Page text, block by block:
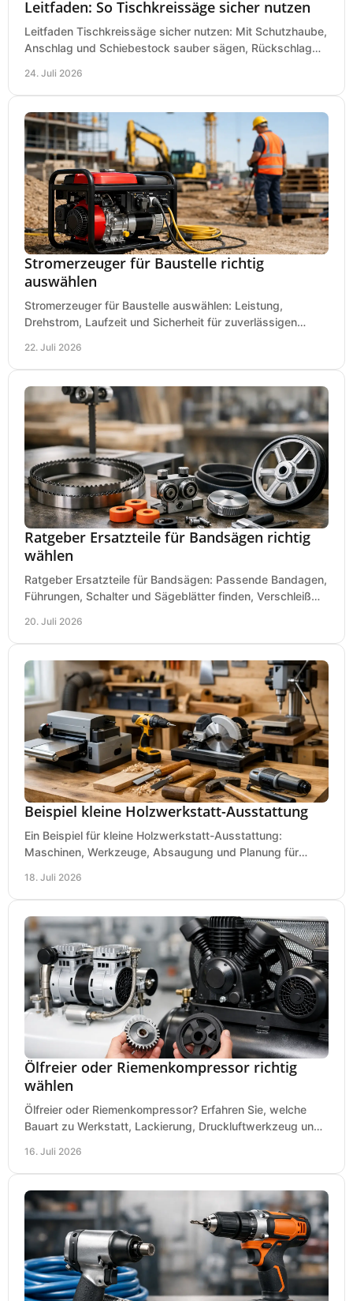
Leitfaden: So Tischkreissäge sicher nutzen
Leitfaden Tischkreissäge sicher nutzen: Mit Schutzhaube,
Anschlag und Schiebestock sauber sägen, Rückschlag
24. Juli 2026
Stromerzeuger für Baustelle richtig
auswählen
Stromerzeuger für Baustelle auswählen: Leistung,
Drehstrom, Laufzeit und Sicherheit für zuverlässigen
22. Juli 2026
Ratgeber Ersatzteile für Bandsägen richtig
wählen
Ratgeber Ersatzteile für Bandsägen: Passende Bandagen,
Führungen, Schalter und Sägeblätter finden, Verschleiß
20. Juli 2026
Beispiel kleine Holzwerkstatt-Ausstattung
Ein Beispiel für kleine Holzwerkstatt-Ausstattung:
Maschinen, Werkzeuge, Absaugung und Planung für
18. Juli 2026
Ölfreier oder Riemenkompressor richtig
wählen
Ölfreier oder Riemenkompressor? Erfahren Sie, welche
Bauart zu Werkstatt, Lackierung, Druckluftwerkzeug und
16. Juli 2026